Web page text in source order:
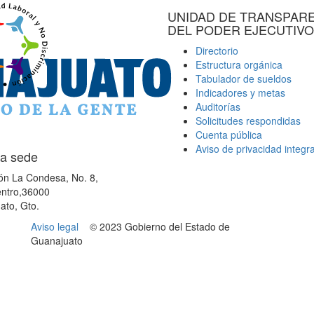
sede
La Condesa, No. 8,
Gto.
UNIDAD DE
DEL PODER EJECUTIVO
Directorio
Estructura orgánica
Tabulador de sueldos
Indicadores y metas
Auditorías
Solicitudes respondidas
Cuenta pública
Aviso de privacidad
Aviso legal
© 2023 Gobierno del Estado de
Guanajuato